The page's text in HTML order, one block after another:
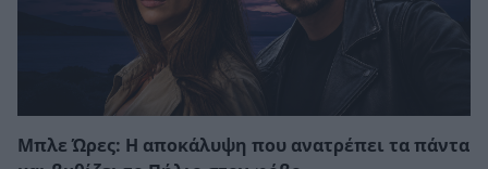
Μπλε Ώρες: Η αποκάλυψη που ανατρέπει τα πάντα